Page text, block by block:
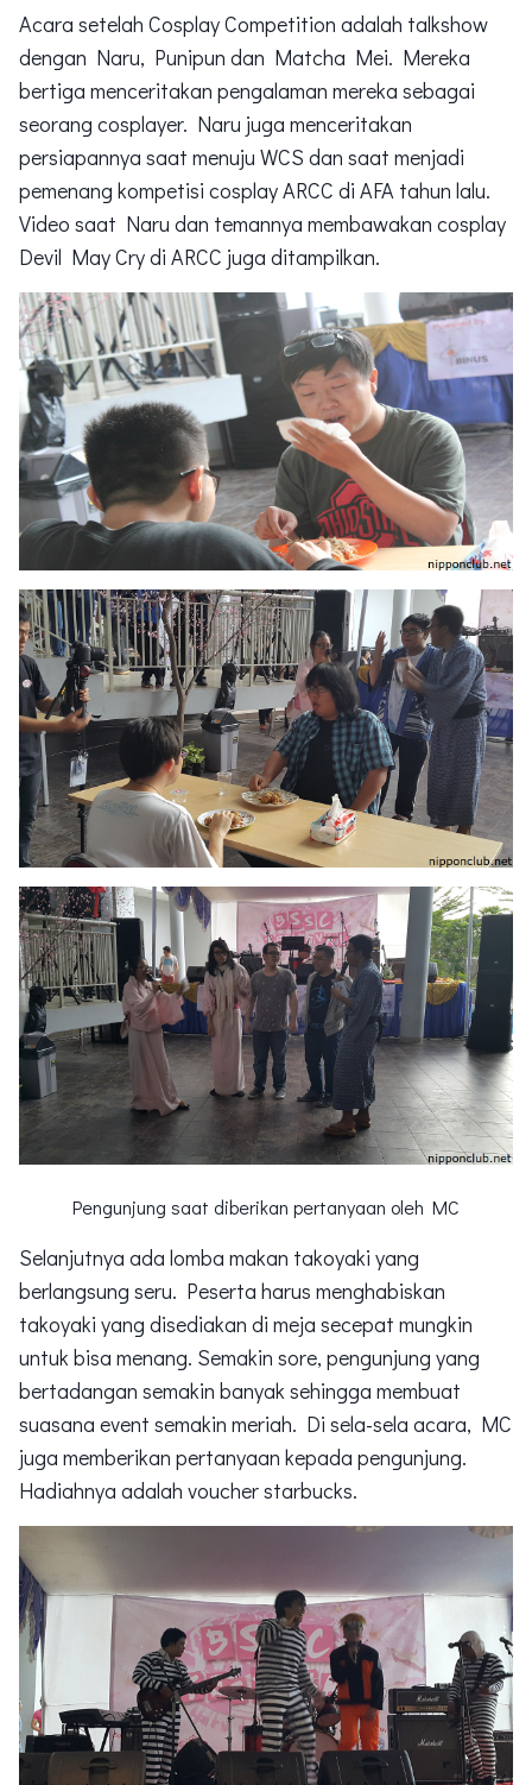
Acara setelah Cosplay Competition adalah talkshow
dengan Naru, Punipun dan Matcha Mei. Mereka
bertiga menceritakan pengalaman mereka sebagai
seorang cosplayer. Naru juga menceritakan
persiapannya saat menuju WCS dan saat menjadi
pemenang kompetisi cosplay ARCC di AFA tahun lalu.
Video saat Naru dan temannya membawakan cosplay
Devil May Cry di ARCC juga ditampilkan.
Pengunjung saat diberikan pertanyaan oleh MC
Selanjutnya ada lomba makan takoyaki yang
berlangsung seru. Peserta harus menghabiskan
takoyaki yang disediakan di meja secepat mungkin
untuk bisa menang. Semakin sore, pengunjung yang
bertadangan semakin banyak sehingga membuat
suasana event semakin meriah. Di sela-sela acara, MC
juga memberikan pertanyaan kepada pengunjung.
Hadiahnya adalah voucher starbucks.